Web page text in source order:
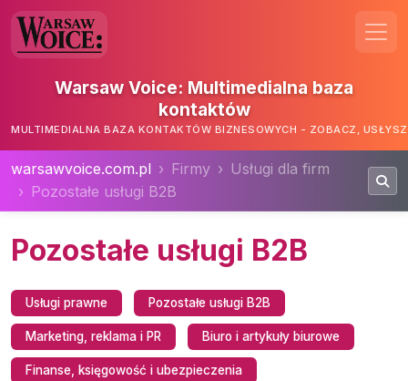
Warsaw Voice: Multimedialna baza
kontaktów
MULTIMEDIALNA BAZA KONTAKTÓW BIZNESOWYCH - ZOBACZ,
warsawvoice.com.pl Firmy
Usługi dla firm
Pozostałe usługi B2B
Pozostałe usługi B2B
Usługi prawne Pozostałe usługi B2B
Marketing, reklama i PR Biuro i artykuły biurowe
Finanse, księgowość i ubezpieczenia